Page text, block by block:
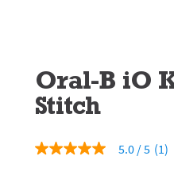
Oral-B iO
Stitch
5.0
5.0 (1)